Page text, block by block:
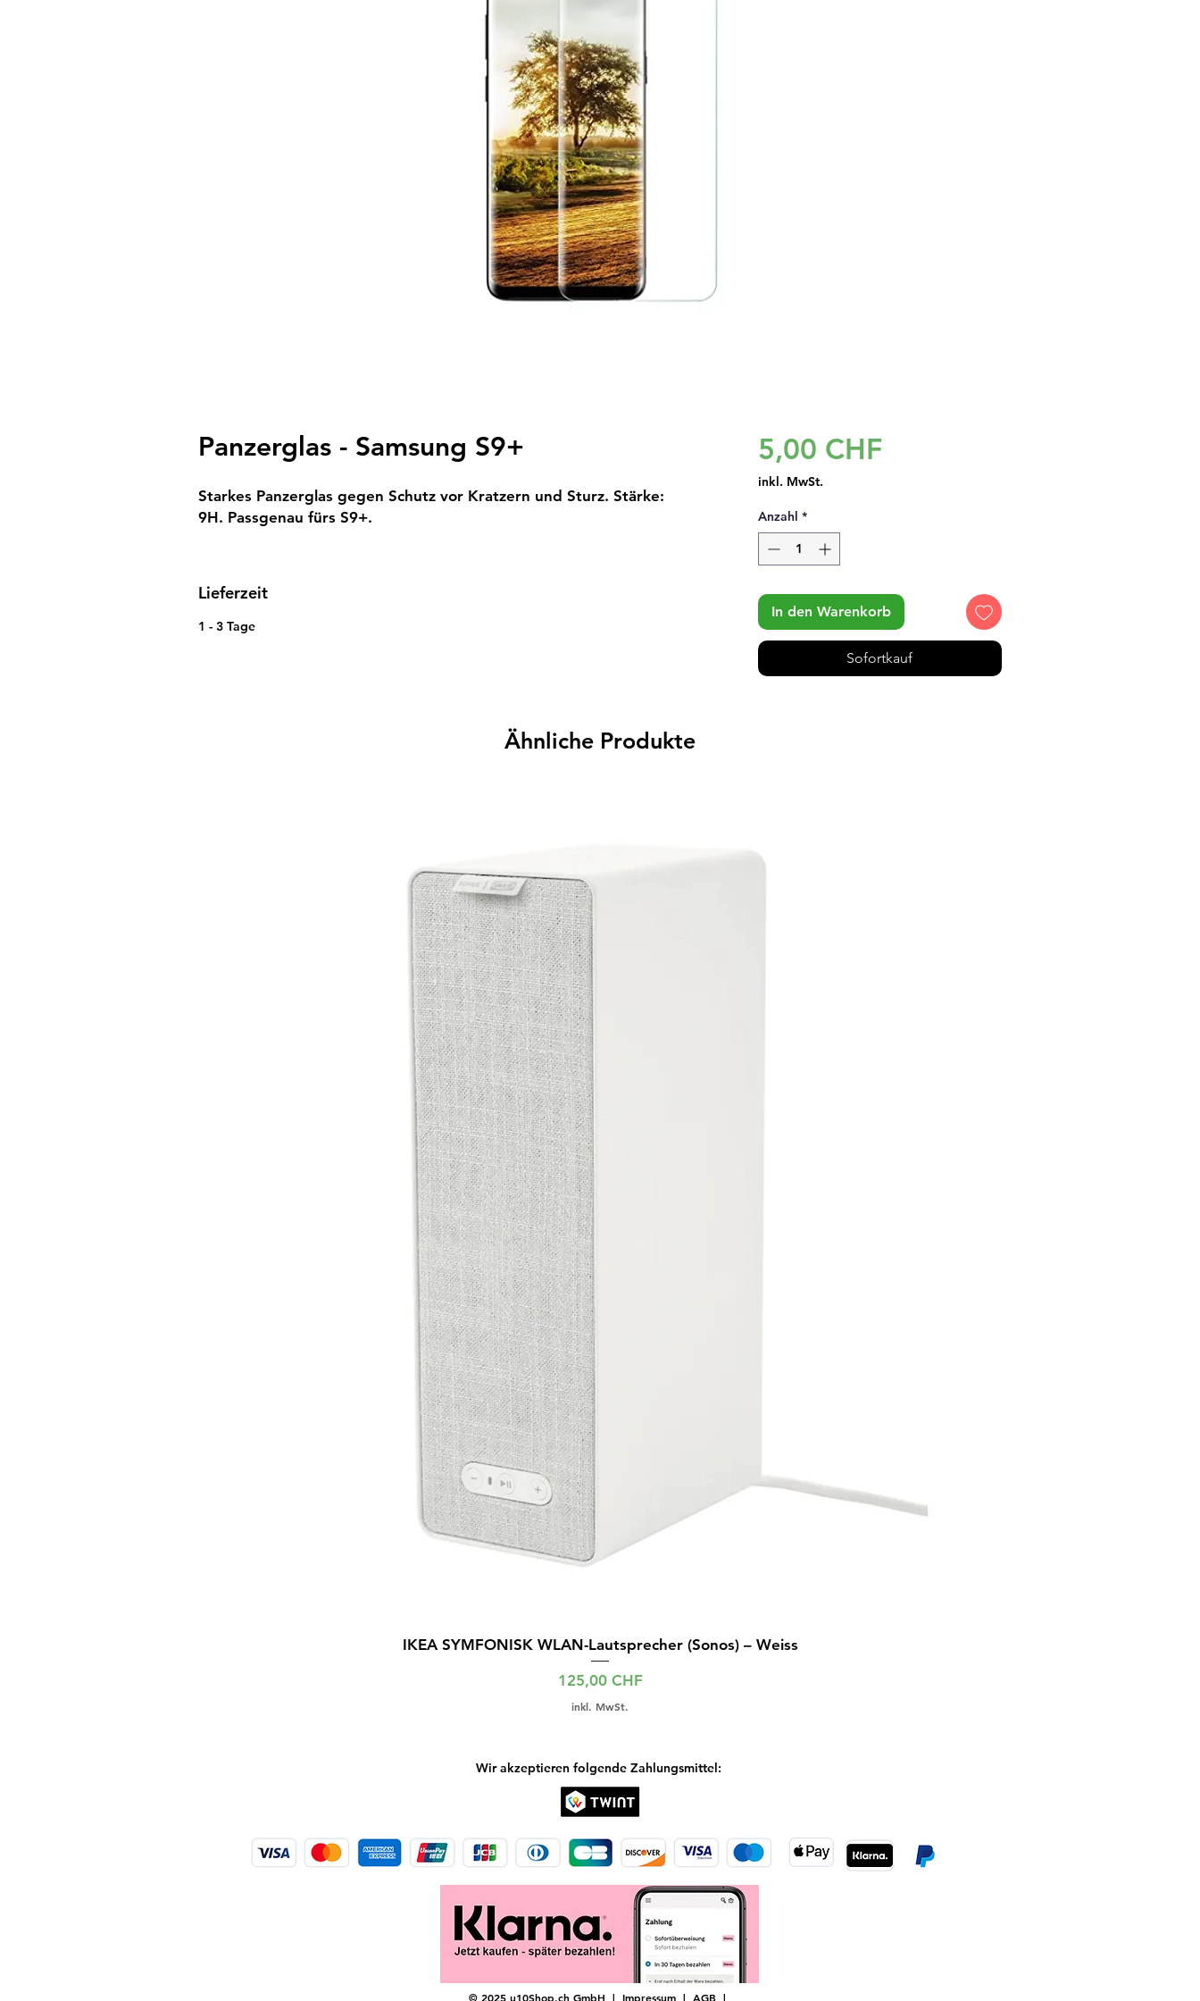
Panzerglas - Samsung S9+
Starkes Panzerglas gegen Schutz vor Kratzern und Sturz. Stärke:
9H. Passgenau fürs S9+.
Lieferzeit
1 - 3 Tage
5,00 CHFPreis
inkl. MwSt.
Anzahl *
In den Warenkorb
Sofortkauf
Ähnliche Produkte
IKEA SYMFONISK WLAN-Lautsprecher (Sonos) – Weiss
Preis
125,00 CHF
inkl. MwSt.
Wir akzeptieren folgende Zahlungsmittel:
© 2025 u10Shop.ch GmbH | Impressum | AGB |